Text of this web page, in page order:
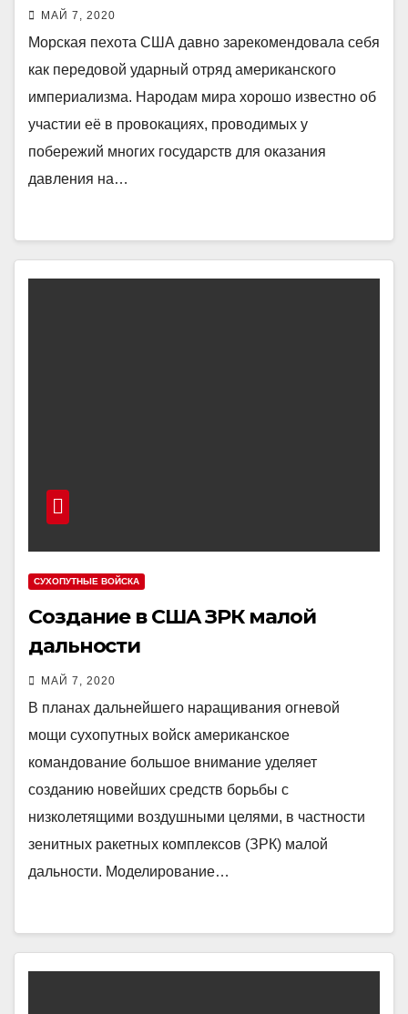
МАЙ 7, 2020
Морская пехота США давно зарекомендовала себя
как передовой ударный отряд американского
империализма. Народам мира хорошо известно об
участии её в провокациях, проводимых у
побережий многих государств для оказания
давления на…
СУХОПУТНЫЕ ВОЙСКА
Создание в США ЗРК малой
дальности
МАЙ 7, 2020
В планах дальнейшего наращивания огневой
мощи сухопутных войск американское
командование большое внимание уделяет
созданию новейших средств борьбы с
низколетящими воздушными целями, в частности
зенитных ракетных комплексов (ЗРК) малой
дальности. Моделирование…